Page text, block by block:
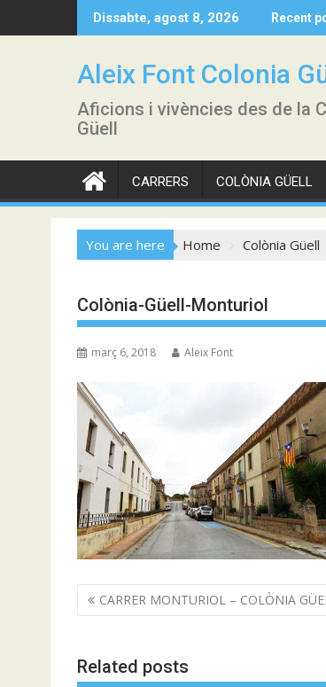
to
Dissabte, agost 8, 2026 Recent
Aleix Font Colonia
Aficions i vivències des de la
Güell
CARRERS COLÒNIA GÜELL
You are here Home Colònia Güell
Colònia-Güell-Monturiol
març 6, 2018 Aleix Font
Navegació
d'entrades
CARRER MONTURIOL – COLÒNIA
Related posts